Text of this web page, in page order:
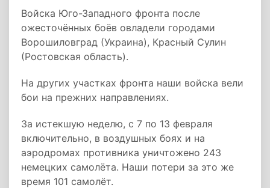
Войска Юго-Западного фронта после
ожесточённых боёв овладели городами
Ворошиловград (Украина), Красный Сулин
(Ростовская область).
На других участках фронта наши войска вели
бои на прежних направлениях.
За истекшую неделю, с 7 по 13 февраля
включительно, в воздушных боях и на
аэродромах противника уничтожено 243
немецких самолёта. Наши потери за это же
время 101 самолёт.